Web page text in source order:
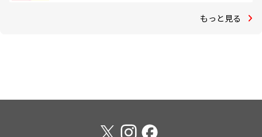
もっと見る